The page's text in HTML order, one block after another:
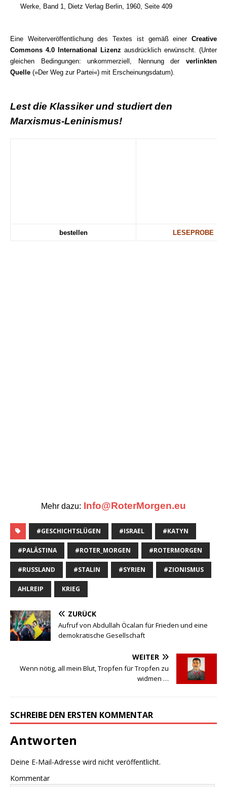
Werke, Band 1, Dietz Verlag Berlin, 1960, Seite 409
Eine Weiterveröffentlichung des Textes ist gemäß einer Creative
Commons 4.0 International Lizenz ausdrücklich erwünscht. (Unter
gleichen Bedingungen: unkommerziell, Nennung der verlinkten
Quelle (»Der Weg zur Partei«) mit Erscheinungsdatum).
Lest die Klassiker und studiert den
Marxismus-Leninismus!
bestellen LESEPROBE
SCHREIBE DEN ERSTEN KOMMENTAR
Antworten
Deine E-Mail-Adresse wird nicht veröffentlicht.
Kommentar
Website
Name, E-Mail-Adresse und Website in diesem Browser für
meinen nächsten Kommentar speichern.